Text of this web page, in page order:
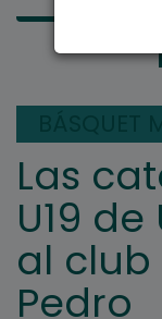
Las
U19
al club
Pedro